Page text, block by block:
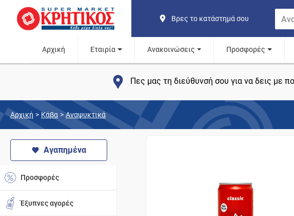
Βρες το κατάστημά σου
Αρχική Εταιρία Ανακοινώσεις Προσφορές
Πες μας τη διεύθυνσή σου για να δεις με
Αρχική > Κάβα > Αναψυκτικά
Αγαπημένα
Προσφορές
Έξυπνες αγορές